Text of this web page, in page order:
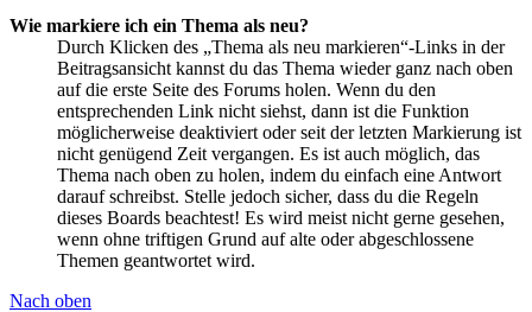
Wie markiere ich ein Thema als neu?
Durch Klicken des „Thema als neu markieren“-Links in der
Beitragsansicht kannst du das Thema wieder ganz nach oben
auf die erste Seite des Forums holen. Wenn du den
entsprechenden Link nicht siehst, dann ist die Funktion
möglicherweise deaktiviert oder seit der letzten Markierung ist
nicht genügend Zeit vergangen. Es ist auch möglich, das
Thema nach oben zu holen, indem du einfach eine Antwort
darauf schreibst. Stelle jedoch sicher, dass du die Regeln
dieses Boards beachtest! Es wird meist nicht gerne gesehen,
wenn ohne triftigen Grund auf alte oder abgeschlossene
Themen geantwortet wird.
Nach oben